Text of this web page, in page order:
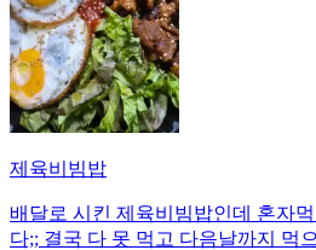
제육비빔밥
배달로 시킨 제육비빔밥인데 혼자
다;; 결국 다 못 먹고 다음날까지 먹